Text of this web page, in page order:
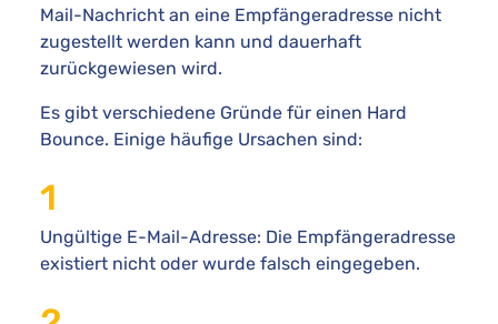
Mail-Nachricht an eine Empfängeradresse nicht
zugestellt werden kann und dauerhaft
zurückgewiesen wird.
Es gibt verschiedene Gründe für einen Hard
Bounce. Einige häufige Ursachen sind:
Ungültige E-Mail-Adresse: Die Empfängeradresse
existiert nicht oder wurde falsch eingegeben.